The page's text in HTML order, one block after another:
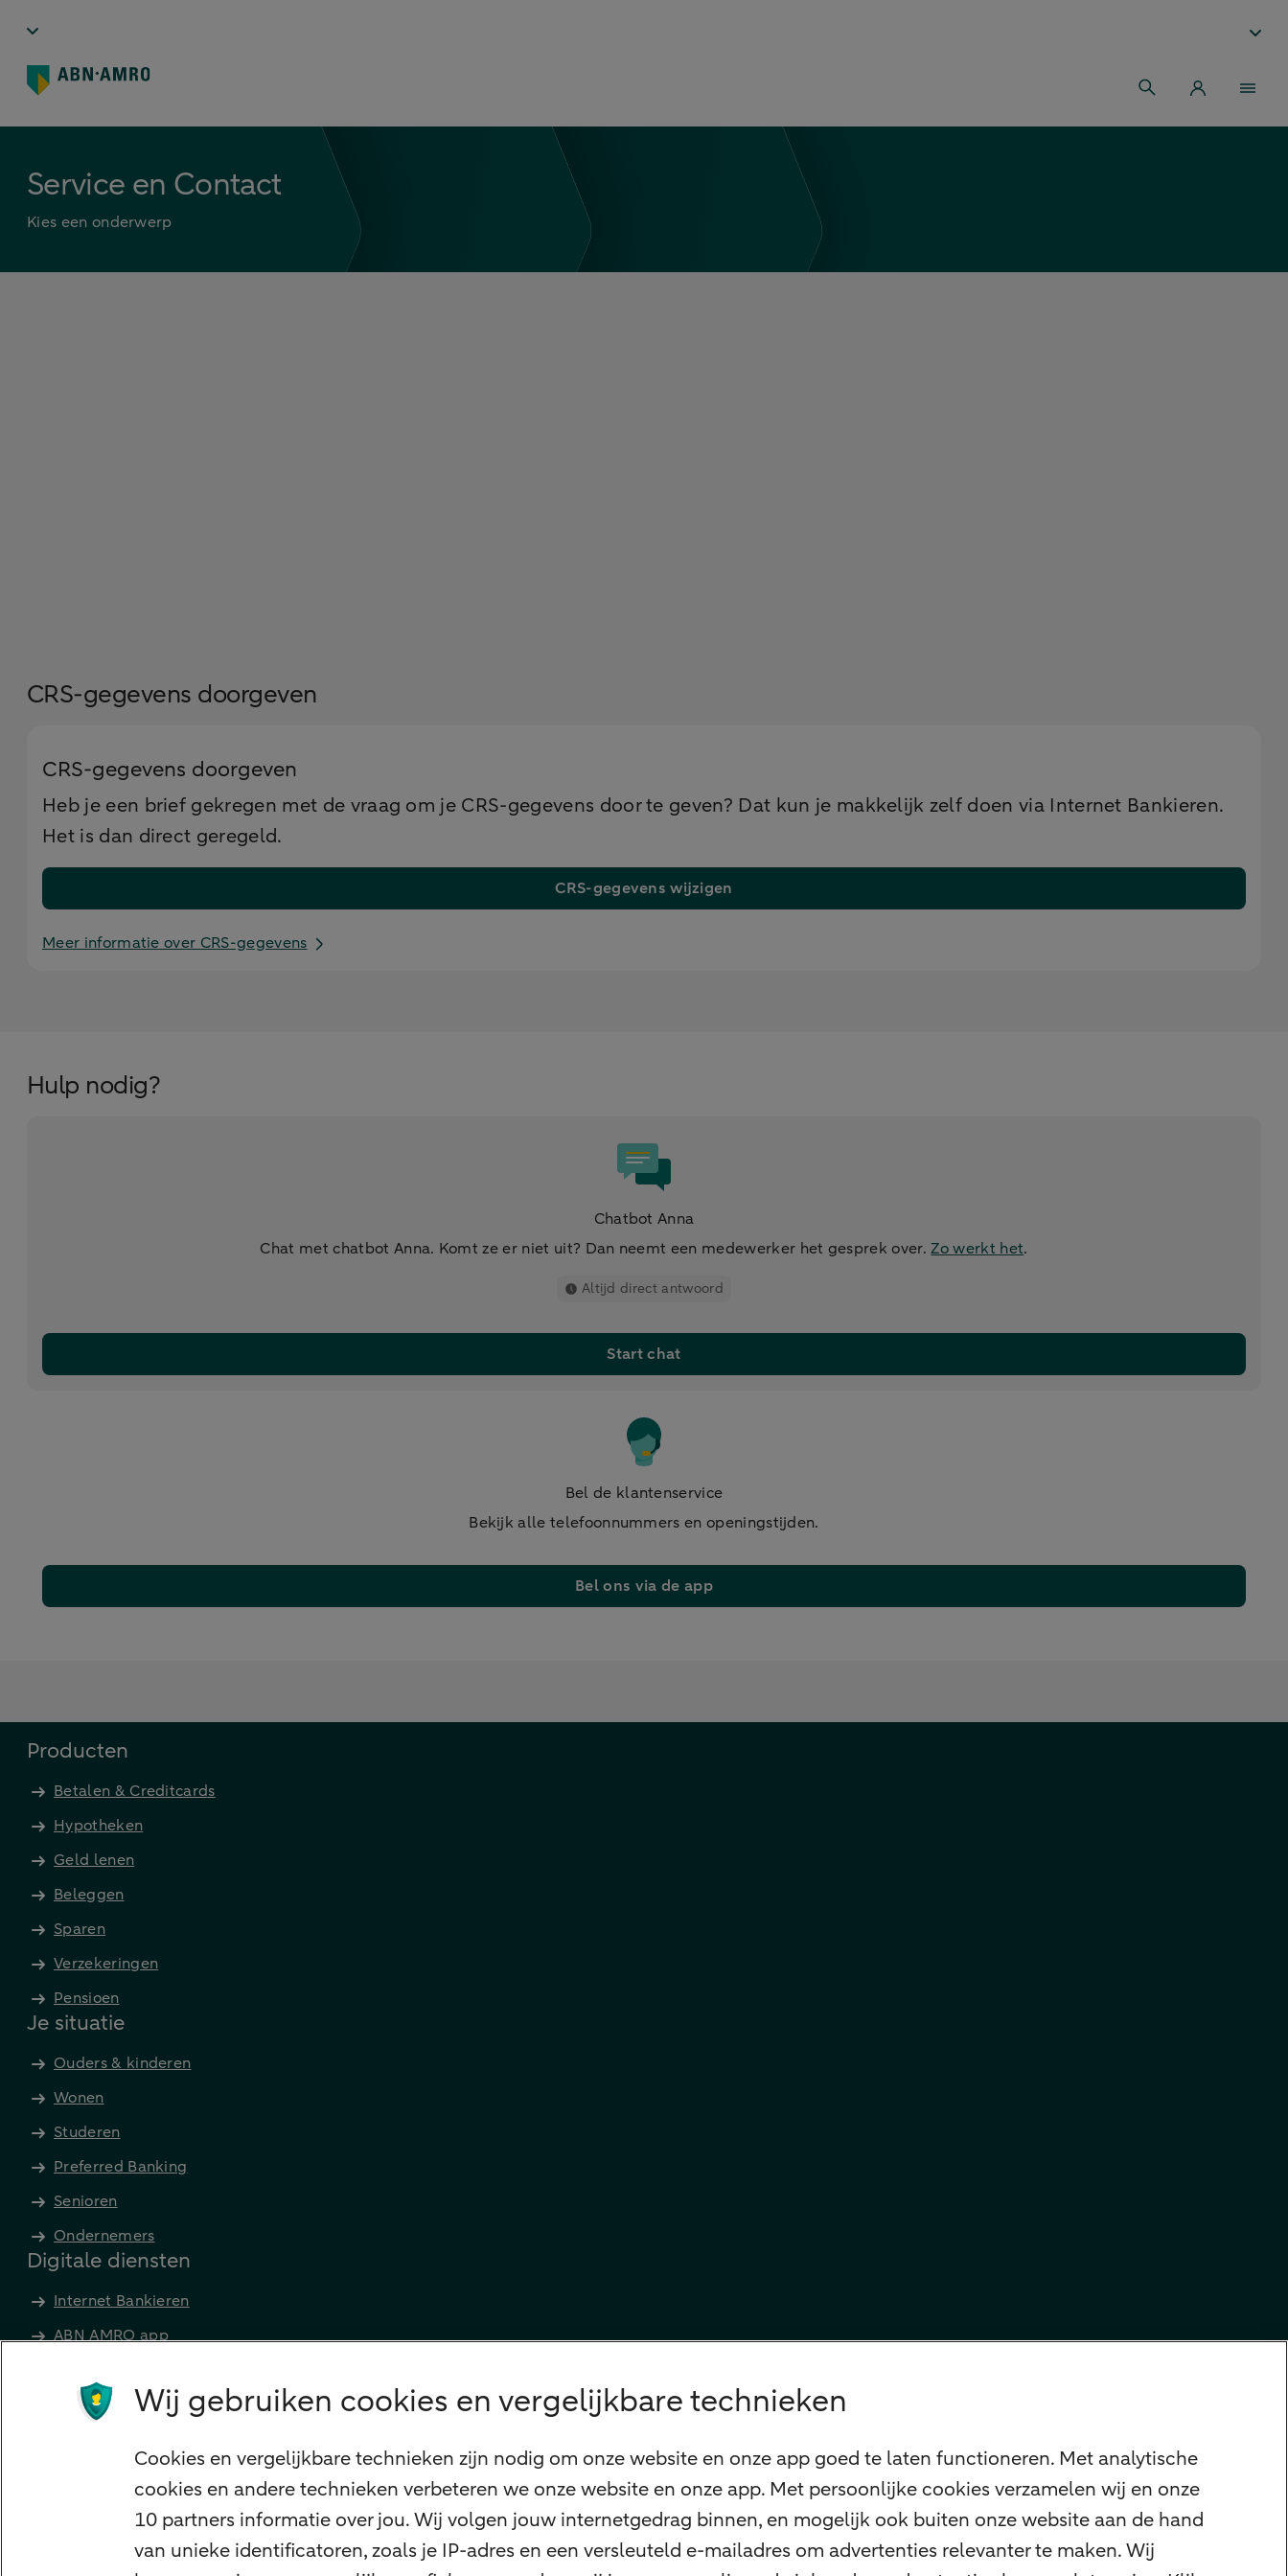
Service en Contact
Kies een onderwerp
CRS-gegevens doorgeven
CRS-gegevens doorgeven
Heb je een brief gekregen met de vraag om je CRS-gegevens door te geven? Dat kun je makkelijk zelf doen via Internet Bankieren.
Het is dan direct geregeld.
CRS-gegevens wijzigen
Meer informatie over CRS-gegevens
Hulp nodig?
Chatbot Anna
Chat met chatbot Anna. Komt ze er niet uit? Dan neemt een medewerker het gesprek over.Zo werkt het.
Altijd direct antwoord
Start chat
Bel de klantenservice
Bekijk alle telefoonnummers en openingstijden.
Bel ons via de app
Producten
Betalen & Creditcards
Hypotheken
Geld lenen
Beleggen
Sparen
Verzekeringen
Pensioen
Je situatie
Ouders & kinderen
Wonen
Studeren
Preferred Banking
Senioren
Ondernemers
Digitale diensten
Internet Bankieren
ABN AMRO app
Apple Pay
Meest gezocht
Hypotheek berekenen
Wij gebruiken cookies en vergelijkbare technieken
Cookies en vergelijkbare technieken zijn nodig om onze website en onze app goed te laten functioneren. Met analytische
cookies en andere technieken verbeteren we onze website en onze app. Met persoonlijke cookies verzamelen wij en onze
10 partners informatie over jou. Wij volgen jouw internetgedrag binnen, en mogelijk ook buiten onze website aan de hand
van unieke identificatoren, zoals je IP-adres en een versleuteld e-mailadres om advertenties relevanter te maken. Wij